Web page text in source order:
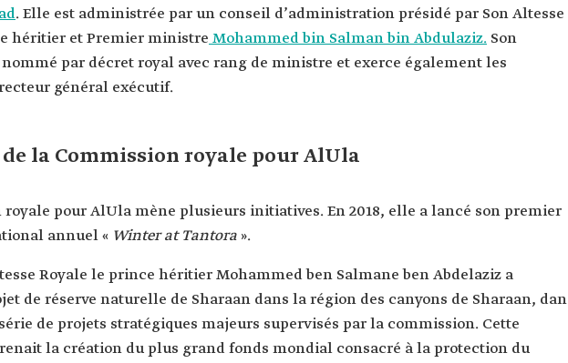
. Elle est administrée par un conseil d’administration présidé par Son Altesse
héritier et Premier ministre Mohammed bin Salman bin Abdulaziz. Son
par décret royal avec rang de ministre et exerce également les
général exécutif.
la Commission royale pour AlUla
royale pour AlUla mène plusieurs initiatives. En 2018, elle a lancé son premier
annuel « Winter at Tantora ».
Royale le prince héritier Mohammed ben Salmane ben Abdelaziz a
de réserve naturelle de Sharaan dans la région des canyons de Sharaan,
de projets stratégiques majeurs supervisés par la commission. Cette
la création du plus grand fonds mondial consacré à la protection du